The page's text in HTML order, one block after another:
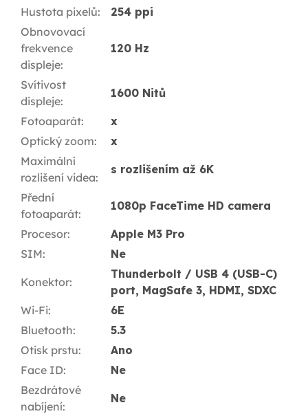
Hustota pixelů:
254 ppi
Obnovovací
frekvence
displeje:
120 Hz
Svítivost
displeje:
1600 Nitů
Fotoaparát:
x
Optický zoom:
x
Maximální
rozlišení videa:
s rozlišením až 6K
Přední
fotoaparát:
1080p FaceTime HD camera
Procesor:
Apple M3 Pro
SIM: Ne
Konektor:
Thunderbolt / USB 4 (USB-C)
port, MagSafe 3, HDMI, SDXC
Wi-Fi:
6E
Bluetooth:
5.3
Otisk prstu:
Ano
Face ID:
Ne
Bezdrátové
nabíjení:
Ne